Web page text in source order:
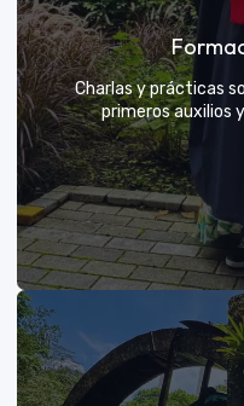
Tú eliges el parche y
una
Charlas y prácticas
primeros auxilios